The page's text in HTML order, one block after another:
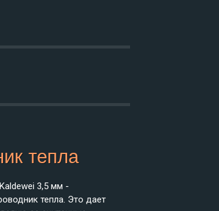
тепла
3,5 мм -
тепла. Это дает